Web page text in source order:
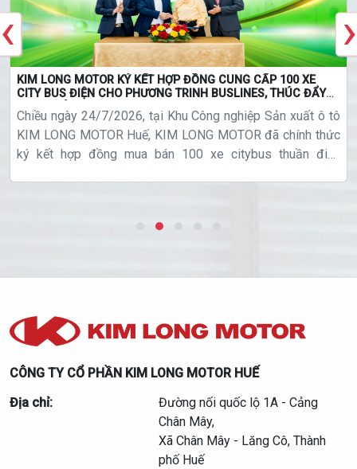
KIM LONG MOTOR KÝ KẾT HỢP ĐỒNG CUNG CẤP 100 XE
CITY BUS ĐIỆN CHO PHƯƠNG TRINH BUSLINES, THÚC ĐẨY
GIAO THÔNG XANH
Chiều ngày 24/7/2026, tại Khu Công nghiệp Sản xuất ô tô
KIM LONG MOTOR Huế, KIM LONG MOTOR đã chính thức
ký kết hợp đồng mua bán 100 xe citybus thuần điện
‹ ›
CÔNG TY CỔ PHẦN KIM LONG MOTOR HUẾ
Địa chỉ:
Đường nối quốc lộ 1A - Cảng
Chân Mây,
Xã Chân Mây - Lăng Cô, Thành
phố Huế